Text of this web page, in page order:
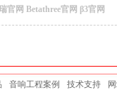
官网 Betathree官网 β3官网
音响工程案例 技术支持